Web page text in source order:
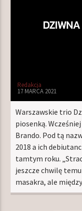
Redakcja
17 MARCA 2021
Warszawskie trio
piosenką.
Brando. Pod tą
2018 a ich
tamtym roku.
jeszcze chwilę
masakra, ale